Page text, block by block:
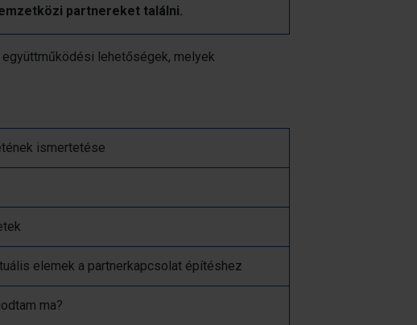
partnereket találni.
együttműködési lehetőségek, melyek
ismertetése
elemek a partnerkapcsolat építéshez
ma?